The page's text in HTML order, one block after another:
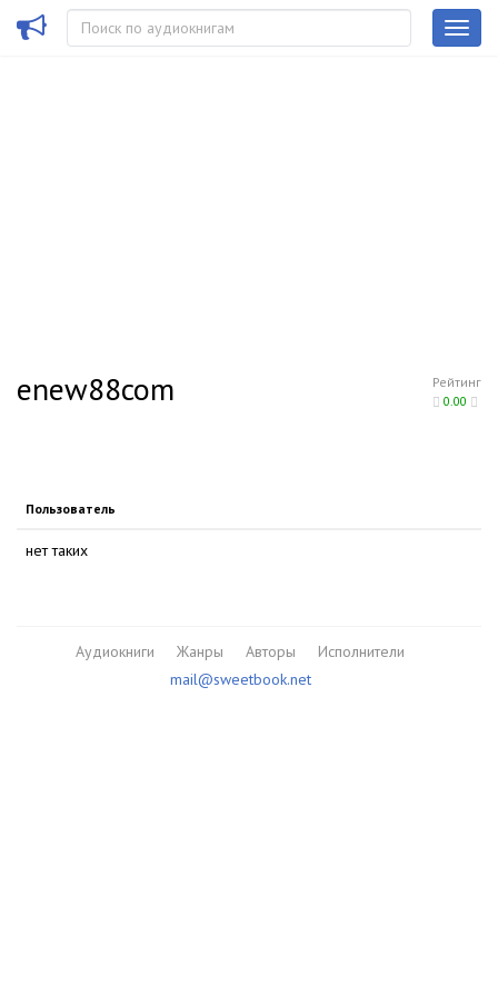
Рейтинг
0.00
enew88com
Пользователь
нет таких
Аудиокниги Жанры Авторы
Исполнители
mail@sweetbook.net